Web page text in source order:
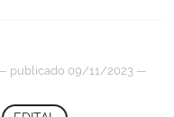
publicado 09/11/2023 —